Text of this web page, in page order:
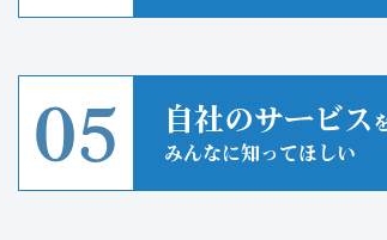
05 自社のサービス
みんなに知ってほしい